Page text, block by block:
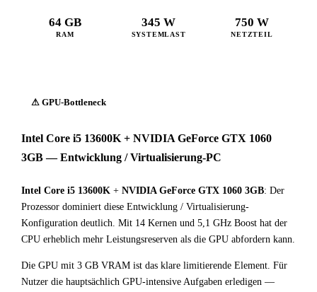
64 GB
RAM
345 W
SYSTEMLAST
750 W
NETZTEIL
⚠ GPU-Bottleneck
Intel Core i5 13600K + NVIDIA GeForce GTX 1060
3GB — Entwicklung / Virtualisierung-PC
Intel Core i5 13600K + NVIDIA GeForce GTX 1060 3GB: Der
Prozessor dominiert diese Entwicklung / Virtualisierung-
Konfiguration deutlich. Mit 14 Kernen und 5,1 GHz Boost hat der
CPU erheblich mehr Leistungsreserven als die GPU abfordern kann.
Die GPU mit 3 GB VRAM ist das klare limitierende Element. Für
Nutzer die hauptsächlich GPU-intensive Aufgaben erledigen —